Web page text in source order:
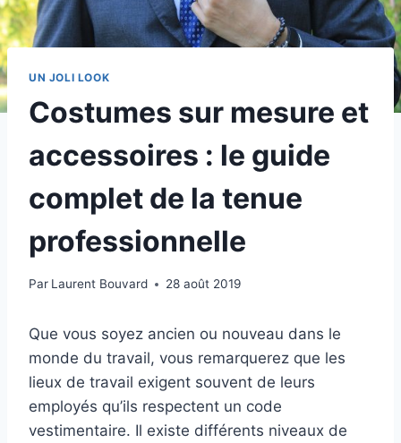
UN JOLI LOOK
Costumes sur mesure et
accessoires : le guide
complet de la tenue
professionnelle
Par Laurent Bouvard 28 août 2019
Que vous soyez ancien ou nouveau dans le
monde du travail, vous remarquerez que les
lieux de travail exigent souvent de leurs
employés qu’ils respectent un code
vestimentaire. Il existe différents niveaux de